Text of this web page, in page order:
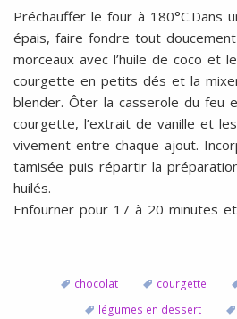
Préchauffer le four à 180°C.Dans
épais, faire fondre tout
morceaux avec l’huile de coco et
courgette en petits dés et la
blender. Ôter la casserole du feu
courgette, l’extrait de vanille et
vivement entre chaque ajout.
tamisée puis répartir la
huilés.
Enfourner pour 17 à 20 minutes
chocolat courgette
légumes en dessert